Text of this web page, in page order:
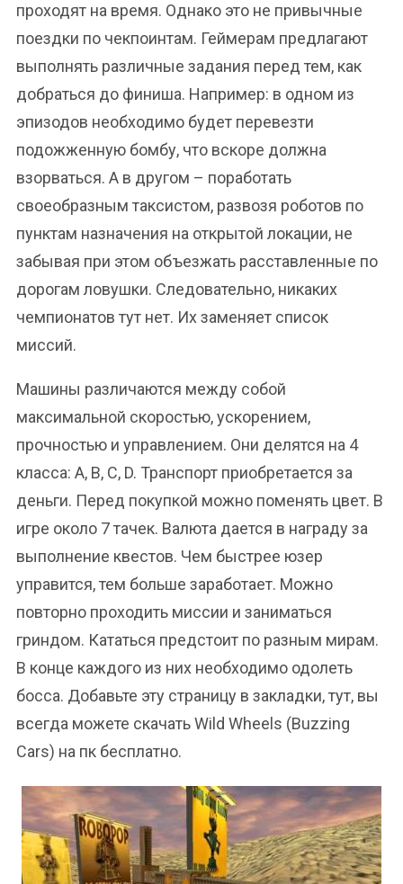
проходят на время. Однако это не привычные
поездки по чекпоинтам. Геймерам предлагают
выполнять различные задания перед тем, как
добраться до финиша. Например: в одном из
эпизодов необходимо будет перевезти
подожженную бомбу, что вскоре должна
взорваться. А в другом – поработать
своеобразным таксистом, развозя роботов по
пунктам назначения на открытой локации, не
забывая при этом объезжать расставленные по
дорогам ловушки. Следовательно, никаких
чемпионатов тут нет. Их заменяет список
миссий.
Машины различаются между собой
максимальной скоростью, ускорением,
прочностью и управлением. Они делятся на 4
класса: A, B, C, D. Транспорт приобретается за
деньги. Перед покупкой можно поменять цвет. В
игре около 7 тачек. Валюта дается в награду за
выполнение квестов. Чем быстрее юзер
управится, тем больше заработает. Можно
повторно проходить миссии и заниматься
гриндом. Кататься предстоит по разным мирам.
В конце каждого из них необходимо одолеть
босса. Добавьте эту страницу в закладки, тут, вы
всегда можете скачать Wild Wheels (Buzzing
Cars) на пк бесплатно.